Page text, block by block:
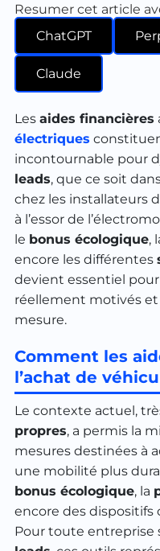
Resumer cet article
ChatGPT
Claude
Les aides financières
électriques
incontournable pour
leads, que ce soit
chez les installateurs
à l’essor de
le bonus écologique,
encore les différentes
devient essentiel
réellement motivés
mesure.
Comment les
l’achat de
Le contexte actuel,
propres, a permis la
mesures destinées à
une mobilité plus
bonus écologique, la
encore des dispositifs
Pour toute entreprise